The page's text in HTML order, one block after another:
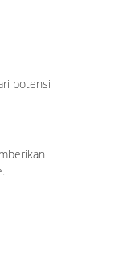
potensi